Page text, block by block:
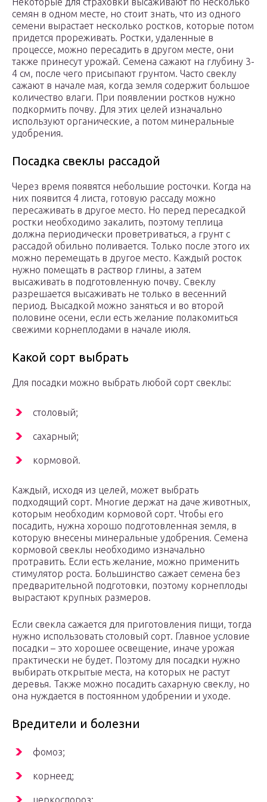
семян в одном месте, но стоит знать, что из одного
семени вырастает несколько ростков, которые потом
придется прореживать. Ростки, удаленные в
процессе, можно пересадить в другом месте, они
также принесут урожай. Семена сажают на глубину 3-
4 см, после чего присыпают грунтом. Часто свеклу
сажают в начале мая, когда земля содержит большое
количество влаги. При появлении ростков нужно
подкормить почву. Для этих целей изначально
используют органические, а потом минеральные
удобрения.
Посадка свеклы рассадой
Через время появятся небольшие росточки. Когда на
них появится 4 листа, готовую рассаду можно
пересаживать в другое место. Но перед пересадкой
ростки необходимо закалить, поэтому теплица
должна периодически проветриваться, а грунт с
рассадой обильно поливается. Только после этого их
можно перемещать в другое место. Каждый росток
нужно помещать в раствор глины, а затем
высаживать в подготовленную почву. Свеклу
разрешается высаживать не только в весенний
период. Высадкой можно заняться и во второй
половине осени, если есть желание полакомиться
свежими корнеплодами в начале июля.
Какой сорт выбрать
Для посадки можно выбрать любой сорт свеклы:
столовый;
сахарный;
кормовой.
Каждый, исходя из целей, может выбрать
подходящий сорт. Многие держат на даче животных,
которым необходим кормовой сорт. Чтобы его
посадить, нужна хорошо подготовленная земля, в
которую внесены минеральные удобрения. Семена
кормовой свеклы необходимо изначально
протравить. Если есть желание, можно применить
стимулятор роста. Большинство сажает семена без
предварительной подготовки, поэтому корнеплоды
вырастают крупных размеров.
Если свекла сажается для приготовления пищи, тогда
нужно использовать столовый сорт. Главное условие
посадки – это хорошее освещение, иначе урожая
практически не будет. Поэтому для посадки нужно
выбирать открытые места, на которых не растут
деревья. Также можно посадить сахарную свеклу, но
она нуждается в постоянном удобрении и уходе.
Вредители и болезни
фомоз;
корнеед;
церкоспороз;